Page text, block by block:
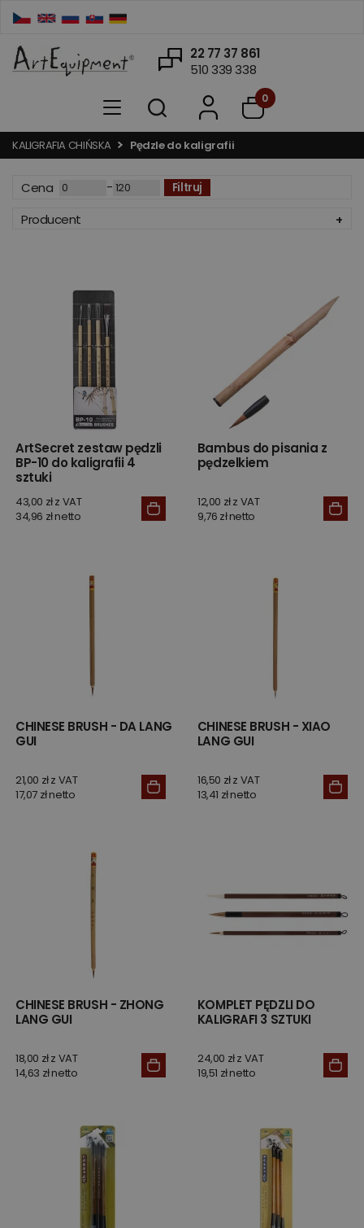
22 77 37 861
510 339 338
0
KALIGRAFIA CHIŃSKA Pędzle do kaligrafii
Cena - Filtruj
Producent
ArtSecret zestaw pędzli
BP-10 do kaligrafii 4
sztuki
43,00 zł z VAT
34,96 zł netto
Bambus do pisania z
pędzelkiem
12,00 zł z VAT
9,76 zł netto
CHINESE BRUSH - DA LANG
GUI
21,00 zł z VAT
17,07 zł netto
CHINESE BRUSH - XIAO
LANG GUI
16,50 zł z VAT
13,41 zł netto
CHINESE BRUSH - ZHONG
LANG GUI
18,00 zł z VAT
14,63 zł netto
KOMPLET PĘDZLI DO
KALIGRAFI 3 SZTUKI
24,00 zł z VAT
19,51 zł netto